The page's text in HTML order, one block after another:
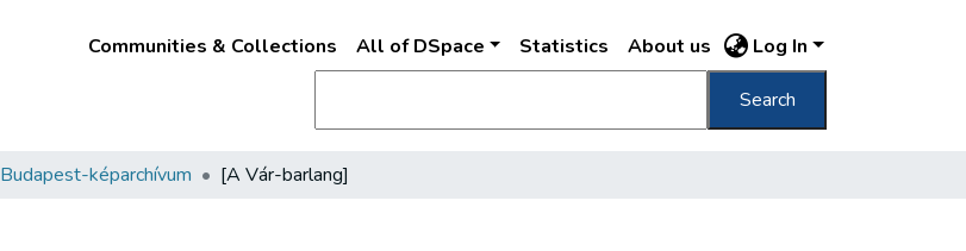
Communities & Collections All of DSpace Statistics About us Log In
Search
Budapest-képarchívum [A Vár-barlang]